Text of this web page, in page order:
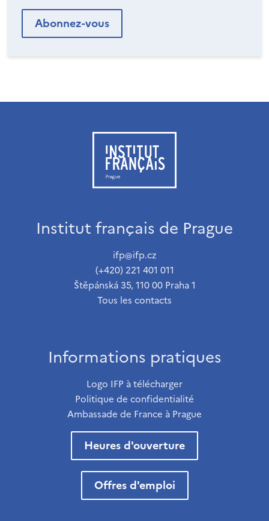
Institut français de Prague
ifp@ifp.cz
(+420) 221 401 011
Štěpánská 35, 110 00 Praha 1
Tous les contacts
Informations pratiques
Logo IFP à télécharger
Politique de confidentialité
Ambassade de France à Prague
Heures d'ouverture
Offres d'emploi